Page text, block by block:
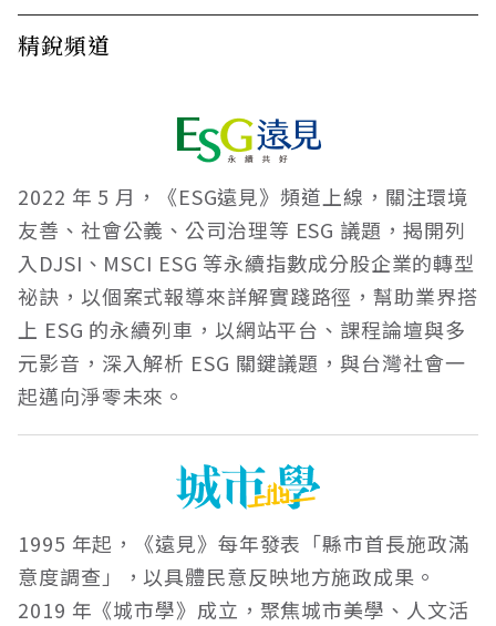
精銳頻道
2022 年 5 月，《ESG遠見》頻道上線，關注環境
友善、社會公義、公司治理等 ESG 議題，揭開列
入DJSI、MSCI ESG 等永續指數成分股企業的轉型
祕訣，以個案式報導來詳解實踐路徑，幫助業界搭
上 ESG 的永續列車，以網站平台、課程論壇與多
元影音，深入解析 ESG 關鍵議題，與台灣社會一
起邁向淨零未來。
1995 年起，《遠見》每年發表「縣市首長施政滿
意度調查」，以具體民意反映地方施政成果。
2019 年《城市學》成立，聚焦城市美學、人文活